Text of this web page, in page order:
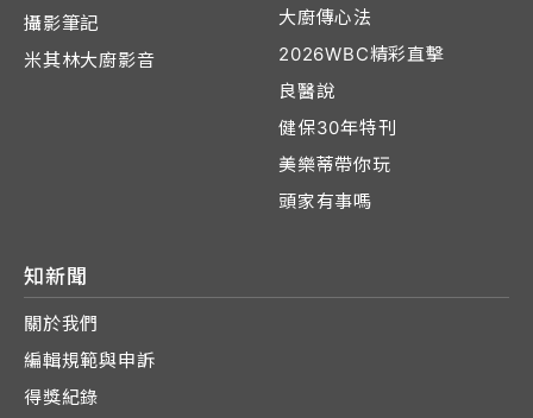
攝影筆記
米其林大廚影音
大廚傳心法
2026WBC精彩直擊
良醫說
健保30年特刊
美樂蒂帶你玩
頭家有事嗎
知新聞
關於我們
編輯規範與申訴
得獎紀錄